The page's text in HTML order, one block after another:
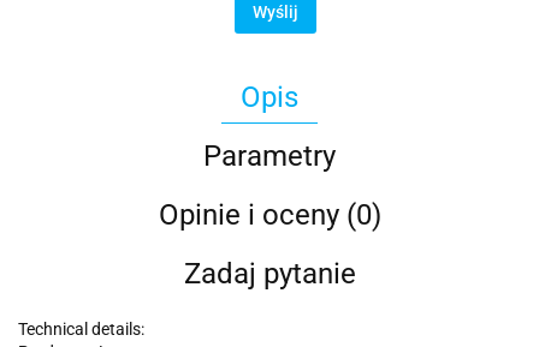
Wyślij
Opis
Parametry
Opinie i oceny (0)
Zadaj pytanie
Technical details: